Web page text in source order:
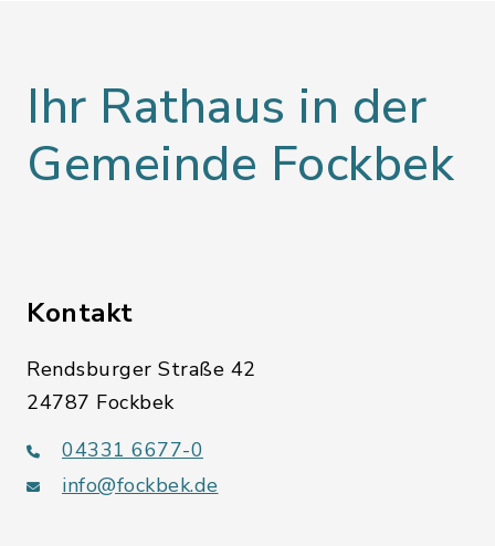
Ihr Rathaus in der
Gemeinde Fockbek
Kontakt
Rendsburger Straße 42
24787 Fockbek
04331 6677-0
info@fockbek.de